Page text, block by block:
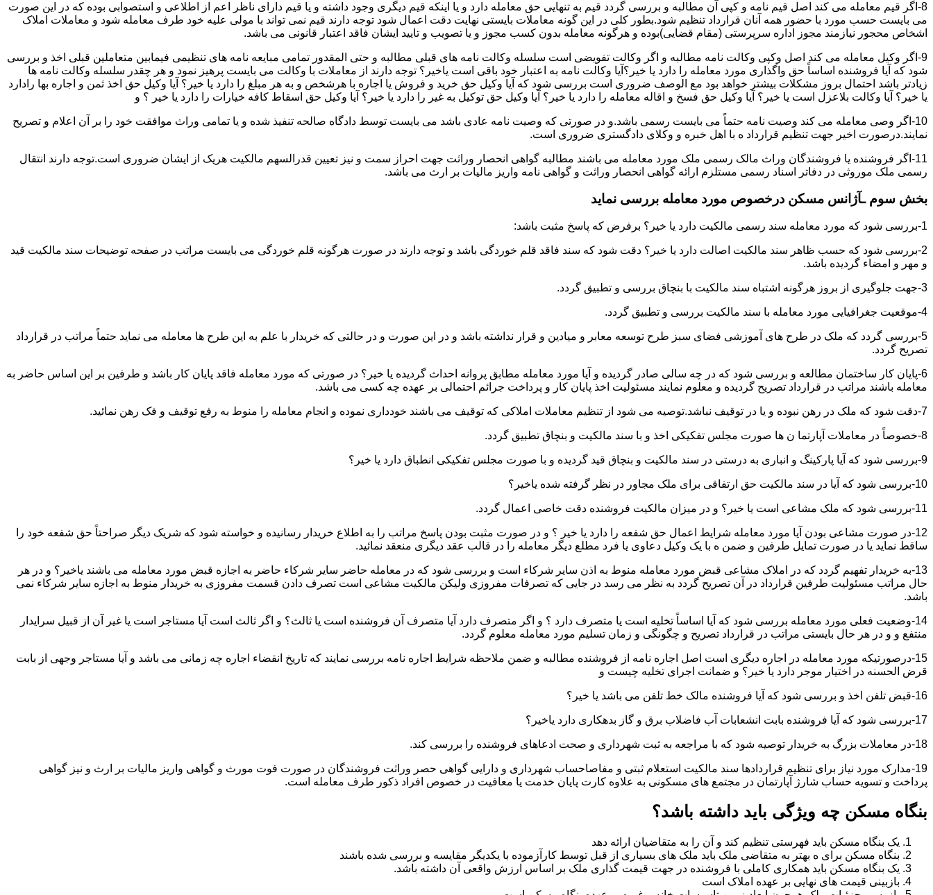
8-اگر قیم معامله می کند اصل قیم نامه و کپی آن مطالبه و بررسی گردد قیم به تنهایی حق معامله دارد و یا اینکه قیم دیگری وجود داشته و یا قیم دارای ناظر اعم از اطلاعی و استصوابی بوده که در این صورت
می بایست حسب مورد با حضور همه آنان قرارداد تنظیم شود.بطور کلی در این گونه معاملات بایستی نهایت دقت اعمال شود توجه دارند قیم نمی تواند با مولی علیه خود طرف معامله شود و معاملات املاک
اشخاص محجور نیازمند مجوز اداره سرپرستی (مقام قضایی)بوده و هرگونه معامله بدون کسب مجوز و یا تصویب و تایید ایشان فاقد اعتبار قانونی می باشد.
9-اگر وکیل معامله می کند اصل وکپی وکالت نامه مطالبه و اگر وکالت تفویضی است سلسله وکالت نامه های قبلی مطالبه و حتی المقدور تمامی مبایعه نامه های تنظیمی فیمابین متعاملین قبلی اخذ و بررسی
شود که آیا فروشنده اساساً حق واگذاری مورد معامله را دارد یا خیر؟آیا وکالت نامه به اعتبار خود باقی است یاخیر؟ توجه دارند از معاملات با وکالت می بایست پرهیز نمود و هر چقدر سلسله وکالت نامه ها
زیادتر باشد احتمال بروز مشکلات بیشتر خواهد بود مع الوصف ضروری است بررسی شود که آیا وکیل حق خرید و فروش یا اجاره با هرشخص و به هر مبلغ را دارد یا خیر؟ آیا وکیل حق اخذ ثمن و اجاره بها رادارد
یا خیر؟ آیا وکالت بلاعزل است یا خیر؟ آیا وکیل حق فسخ و اقاله معامله را دارد یا خیر؟ آیا وکیل حق توکیل به غیر را دارد یا خیر؟ آیا وکیل حق اسقاط کافه خیارات را دارد یا خیر ؟ و
10-اگر وصی معامله می کند وصیت نامه حتماً می بایست رسمی باشد.و در صورتی که وصیت نامه عادی باشد می بایست توسط دادگاه صالحه تنفیذ شده و یا تمامی وراث موافقت خود را بر آن اعلام و تصریح
نمایند.درصورت اخیر جهت تنظیم قرارداد ه با اهل خبره و وکلای دادگستری ضروری است.
11-اگر فروشنده یا فروشندگان وراث مالک رسمی ملک مورد معامله می باشند مطالبه گواهی انحصار وراثت جهت احراز سمت و نیز تعیین قدرالسهم مالکیت هریک از ایشان ضروری است.توجه دارند انتقال
رسمی ملک موروثی در دفاتر اسناد رسمی مستلزم ارائه گواهی انحصار وراثت و گواهی نامه واریز مالیات بر ارث می باشد.
بخش سوم ـآژانس مسکن درخصوص مورد معامله بررسی نماید
1-بررسی شود که مورد معامله سند رسمی مالکیت دارد یا خیر؟ برفرض که پاسخ مثبت باشد:
2-بررسی شود که حسب ظاهر سند مالکیت اصالت دارد یا خیر؟ دقت شود که سند فاقد قلم خوردگی باشد و توجه دارند در صورت هرگونه قلم خوردگی می بایست مراتب در صفحه توضیحات سند مالکیت قید
و مهر و امضاء گردیده باشد.
3-جهت جلوگیری از بروز هرگونه اشتباه سند مالکیت با بنچاق بررسی و تطبیق گردد.
4-موقعیت جغرافیایی مورد معامله با سند مالکیت بررسی و تطبیق گردد.
5-بررسی گردد که ملک در طرح های آموزشی فضای سبز طرح توسعه معابر و میادین و قرار نداشته باشد و در این صورت و در حالتی که خریدار با علم به این طرح ها معامله می نماید حتماً مراتب در قرارداد
تصریح گردد.
6-پایان کار ساختمان مطالعه و بررسی شود که در چه سالی صادر گردیده و آیا مورد معامله مطابق پروانه احداث گردیده یا خیر؟ در صورتی که مورد معامله فاقد پایان کار باشد و طرفین بر این اساس حاضر به
معامله باشند مراتب در قرارداد تصریح گردیده و معلوم نمایند مسئولیت اخذ پایان کار و پرداخت جرائم احتمالی بر عهده چه کسی می باشد.
7-دقت شود که ملک در رهن نبوده و یا در توقیف نباشد.توصیه می شود از تنظیم معاملات املاکی که توقیف می باشند خودداری نموده و انجام معامله را منوط به رفع توقیف و فک رهن نمائید.
8-خصوصاً در معاملات آپارتما ن ها صورت مجلس تفکیکی اخذ و با سند مالکیت و بنچاق تطبیق گردد.
9-بررسی شود که آیا پارکینگ و انباری به درستی در سند مالکیت و بنچاق قید گردیده و با صورت مجلس تفکیکی انطباق دارد یا خیر؟
10-بررسی شود که آیا در سند مالکیت حق ارتفاقی برای ملک مجاور در نظر گرفته شده یاخیر؟
11-بررسی شود که ملک مشاعی است یا خیر؟ و در میزان مالکیت فروشنده دقت خاصی اعمال گردد.
12-در صورت مشاعی بودن آیا مورد معامله شرایط اعمال حق شفعه را دارد یا خیر ؟ و در صورت مثبت بودن پاسخ مراتب را به اطلاع خریدار رسانیده و خواسته شود که شریک دیگر صراحتاً حق شفعه خود را
ساقط نماید یا در صورت تمایل طرفین و ضمن ه با یک وکیل دعاوی یا فرد مطلع دیگر معامله را در قالب عقد دیگری منعقد نمائید.
13-به خریدار تفهیم گردد که در املاک مشاعی قبض مورد معامله منوط به اذن سایر شرکاء است و بررسی شود که در معامله حاضر سایر شرکاء حاضر به اجازه قبض مورد معامله می باشند یاخیر؟ و در هر
حال مراتب مسئولیت طرفین قرارداد در آن تصریح گردد به نظر می رسد در جایی که تصرفات مفروزی ولیکن مالکیت مشاعی است تصرف دادن قسمت مفروزی به خریدار منوط به اجازه سایر شرکاء نمی
باشد.
14-وضعیت فعلی مورد معامله بررسی شود که آیا اساساً تخلیه است یا متصرف دارد ؟ و اگر متصرف دارد آیا متصرف آن فروشنده است یا ثالث؟ و اگر ثالث است آیا مستاجر است یا غیر آن از قبیل سرایدار
منتفع و و در هر حال بایستی مراتب در قرارداد تصریح و چگونگی و زمان تسلیم مورد معامله معلوم گردد.
15-درصورتیکه مورد معامله در اجاره دیگری است اصل اجاره نامه از فروشنده مطالبه و ضمن ملاحظه شرایط اجاره نامه بررسی نمایند که تاریخ انقضاء اجاره چه زمانی می باشد و آیا مستاجر وجهی از بابت
قرض الحسنه در اختیار موجر دارد یا خیر؟ و ضمانت اجرای تخلیه چیست و
16-قبض تلفن اخذ و بررسی شود که آیا فروشنده مالک خط تلفن می باشد یا خیر؟
17-بررسی شود که آیا فروشنده بابت انشعابات آب فاضلاب برق و گاز بدهکاری دارد یاخیر؟
18-در معاملات بزرگ به خریدار توصیه شود که با مراجعه به ثبت شهرداری و صحت ادعاهای فروشنده را بررسی کند.
19-مدارک مورد نیاز برای تنظیم قراردادها سند مالکیت استعلام ثبتی و مفاصاحساب شهرداری و دارایی گواهی حصر وراثت فروشندگان در صورت فوت مورث و گواهی واریز مالیات بر ارث و نیز گواهی
پرداخت و تسویه حساب شارژ آپارتمان در مجتمع های مسکونی به علاوه کارت پایان خدمت یا معافیت در خصوص افراد ذکور طرف معامله است.
بنگاه مسکن چه ویژگی باید داشته باشد؟
یک بنگاه مسکن باید فهرستی تنظیم کند و آن را به متقاضیان ارائه دهد
بنگاه مسکن برای ه بهتر به متقاضی ملک باید ملک های بسیاری از قبل توسط کارآزموده با یکدیگر مقایسه و بررسی شده باشند
یک بنگاه مسکن باید همکاری کاملی با فروشنده در جهت قیمت گذاری ملک بر اساس ارزش واقعی آن داشته باشد.
بازبینی قیمت های نهایی بر عهده املاک است